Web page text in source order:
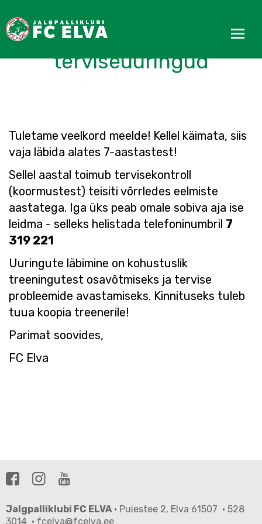
FC Elva noorsportlaste
terviseuuringud
Tuletame veelkord meelde! Kellel käimata, siis
vaja läbida alates 7-aastastest!
Sellel aastal toimub tervisekontroll
(koormustest) teisiti võrrledes eelmiste
aastatega. Iga üks peab omale sobiva aja ise
leidma - selleks helistada telefoninumbril 7
319 221
Uuringute läbimine on kohustuslik
treeningutest osavõtmiseks ja tervise
probleemide avastamiseks. Kinnituseks tuleb
tuua koopia treenerile!
Parimat soovides,
FC Elva
Jalgpalliklubi FC ELVA· Puiestee 2, Elva 61507 · 528
3014 · fcelva@fcelva.ee